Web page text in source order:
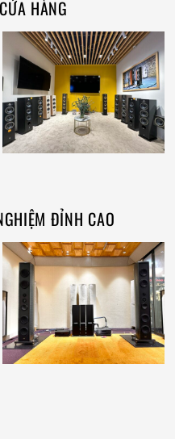
HÀNG
ĐỈNH CAO